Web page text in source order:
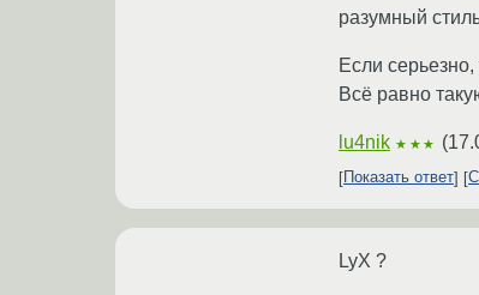
разумный
Если
Всё равно
lu4nik ★★★ (
Показать ответ
LyX ?